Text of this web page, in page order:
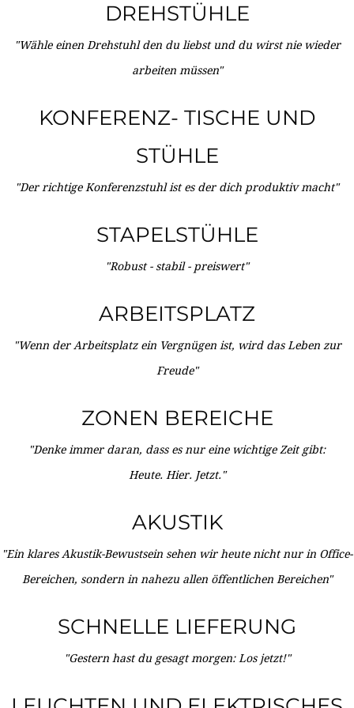
DREHSTÜHLE
"Wähle einen Drehstuhl den du liebst und du wirst nie wieder
arbeiten müssen"
KONFERENZ- TISCHE UND
STÜHLE
"Der richtige Konferenzstuhl ist es der dich produktiv macht"
STAPELSTÜHLE
"Robust - stabil - preiswert"
ARBEITSPLATZ
"Wenn der Arbeitsplatz ein Vergnügen ist, wird das Leben zur
Freude"
ZONEN BEREICHE
"Denke immer daran, dass es nur eine wichtige Zeit gibt:
Heute. Hier. Jetzt."
AKUSTIK
"Ein klares Akustik-Bewustsein sehen wir heute nicht nur in Office-
Bereichen, sondern in nahezu allen öffentlichen Bereichen"
SCHNELLE LIEFERUNG
"Gestern hast du gesagt morgen: Los jetzt!"